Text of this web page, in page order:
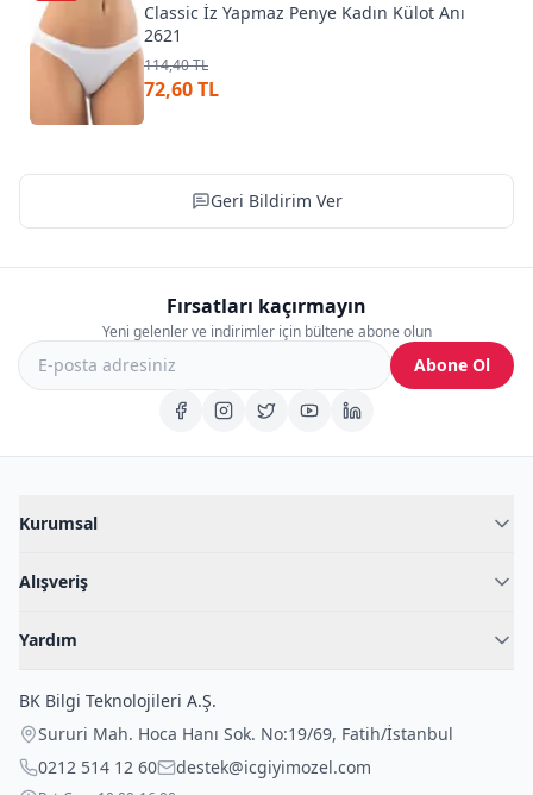
Classic İz Yapmaz Penye Kadın Külot Anı
2621
114,40 TL
72,60 TL
Geri Bildirim Ver
Fırsatları kaçırmayın
Yeni gelenler ve indirimler için bültene abone olun
Abone Ol
Kurumsal
Blog
İç Giyim Rehberi
Alışveriş
Fantazi İç Giyim
Çocuk İç Giyim
Outlet Fırsatları
Yardım
İade Politikası
Gizli Paketleme
BK Bilgi Teknolojileri A.Ş.
Sururi Mah. Hoca Hanı Sok. No:19/69, Fatih/İstanbul
0212 514 12 60
destek@icgiyimozel.com